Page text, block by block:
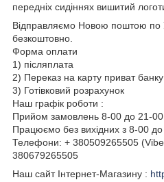
передніх сидіннях вишитий
Відправляємо Новою поштою по
безкоштовно.
Форма оплати
1) післяплата
2) Переказ на карту приват банку
3) Готівковий розрахунок
Наш графік роботи :
Прийом замовлень 8-00 до 21-00
Працюємо без вихідних з 8-00
Телефони: + 380509265505
380679265505
Наш сайт Інтернет-Магазину :